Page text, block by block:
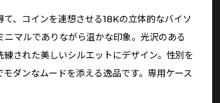
、コインを連想させる18Kの立体的なバイソ
マルでありながら温かな印象。光沢のある
された美しいシルエットにデザイン。性別を
ダンなムードを添える逸品です。専用ケース